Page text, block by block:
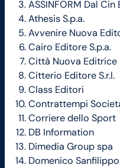
ASSINFORM Dal Cin
Athesis S.p.a.
Avvenire Nuova
Cairo Editore S.p.a.
Città Nuova Editrice
Citterio Editore S.r.l.
Class Editori
Contrattempi
Corriere dello Sport
DB Information
Dimedia Group spa
Domenico